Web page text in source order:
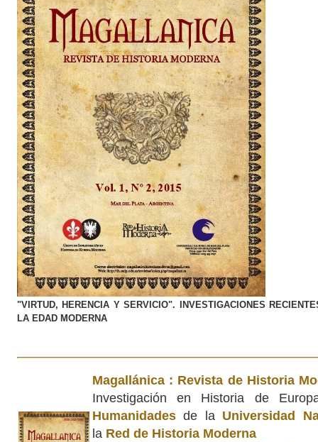
"VIRTUD, HERENCIA Y SERVICIO". INVESTIGACIONES
LA EDAD MODERNA
Magallánica : Revista de Historia
Investigación en Historia de
Humanidadesde la Universidad
la Red de Historia Moderna